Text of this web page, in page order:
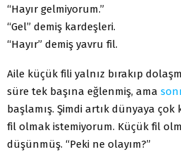
“Hayır gelmiyorum.”
“Gel” demiş kardeşleri.
“Hayır” demiş yavru fil.
Aile küçük fili yalnız bırakıp
süre tek başına eğlenmiş, ama
başlamış. Şimdi artık dünyaya çok
fil olmak istemiyorum. Küçük fil
düşünmüş. “Peki ne olayım?”